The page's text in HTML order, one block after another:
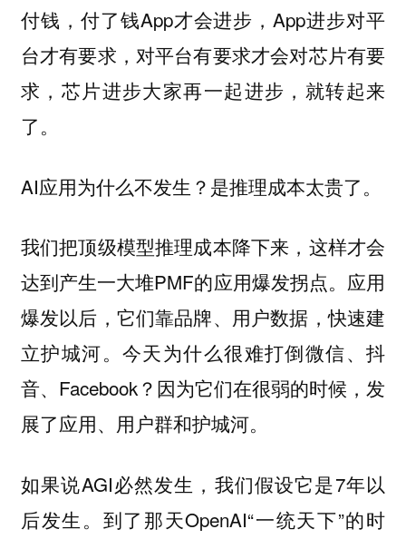
付钱，付了钱App才会进步，App进步对平
台才有要求，对平台有要求才会对芯片有要
求，芯片进步大家再一起进步，就转起来
了。
AI应用为什么不发生？是推理成本太贵了。
我们把顶级模型推理成本降下来，这样才会
达到产生一大堆PMF的应用爆发拐点。应用
爆发以后，它们靠品牌、用户数据，快速建
立护城河。今天为什么很难打倒微信、抖
音、Facebook？因为它们在很弱的时候，发
展了应用、用户群和护城河。
如果说AGI必然发生，我们假设它是7年以
后发生。到了那天OpenAI“一统天下”的时